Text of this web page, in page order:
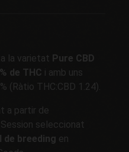
la varietat Pure CBD
de THC i amb uns
(Ràtio THC:CBD 1.24).
a partir de
seleccionat
breeding en